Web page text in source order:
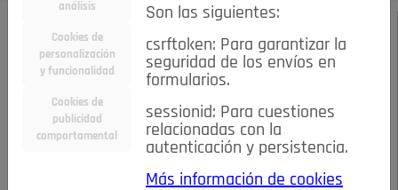
SEPTIEMBRE DE 2025
LUNES, 8 DE
SEPTIEMBRE
análisis
Cookies de
personalización
y funcionalidad
Cookies de
publicidad
comportamental
Son las siguientes:
csrftoken: Para garantizar la
seguridad de los envíos en
formularios.
sessionid: Para cuestiones
relacionadas con la
autenticación y persistencia.
Más información de cookies